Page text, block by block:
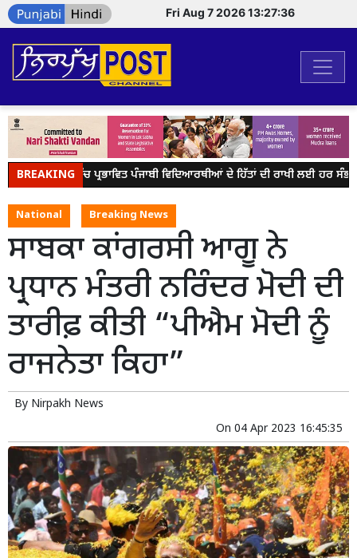
Fri Aug 7 2026 13:27:36
BREAKING
ਕੈਨੇਡਾ ਵਿੱਚ ਪ੍ਰਭਾਵਿਤ ਪੰਜਾਬੀ ਵਿਦਿਆਰਥੀਆਂ ਦੇ ਹਿੱਤਾਂ ਦੀ ਰਾਖੀ ਲਈ ਹਰ
National Breaking News
ਸਾਬਕਾ ਕਾਂਗਰਸੀ ਆਗੂ ਨੇ
ਪ੍ਰਧਾਨ ਮੰਤਰੀ ਨਰਿੰਦਰ ਮੋਦੀ ਦੀ
ਤਾਰੀਫ਼ ਕੀਤੀ “ਪੀਐਮ ਮੋਦੀ ਨੂੰ
ਰਾਜਨੇਤਾ ਕਿਹਾ”
By Nirpakh News
On 04 Apr 2023 16:45:35